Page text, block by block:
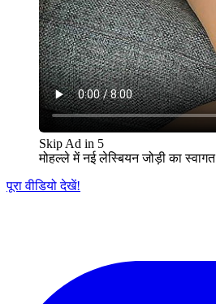
Skip Ad in 5
मोहल्ले में नई लेस्बियन जोड़ी का स्वागत
पूरा वीडियो देखें!